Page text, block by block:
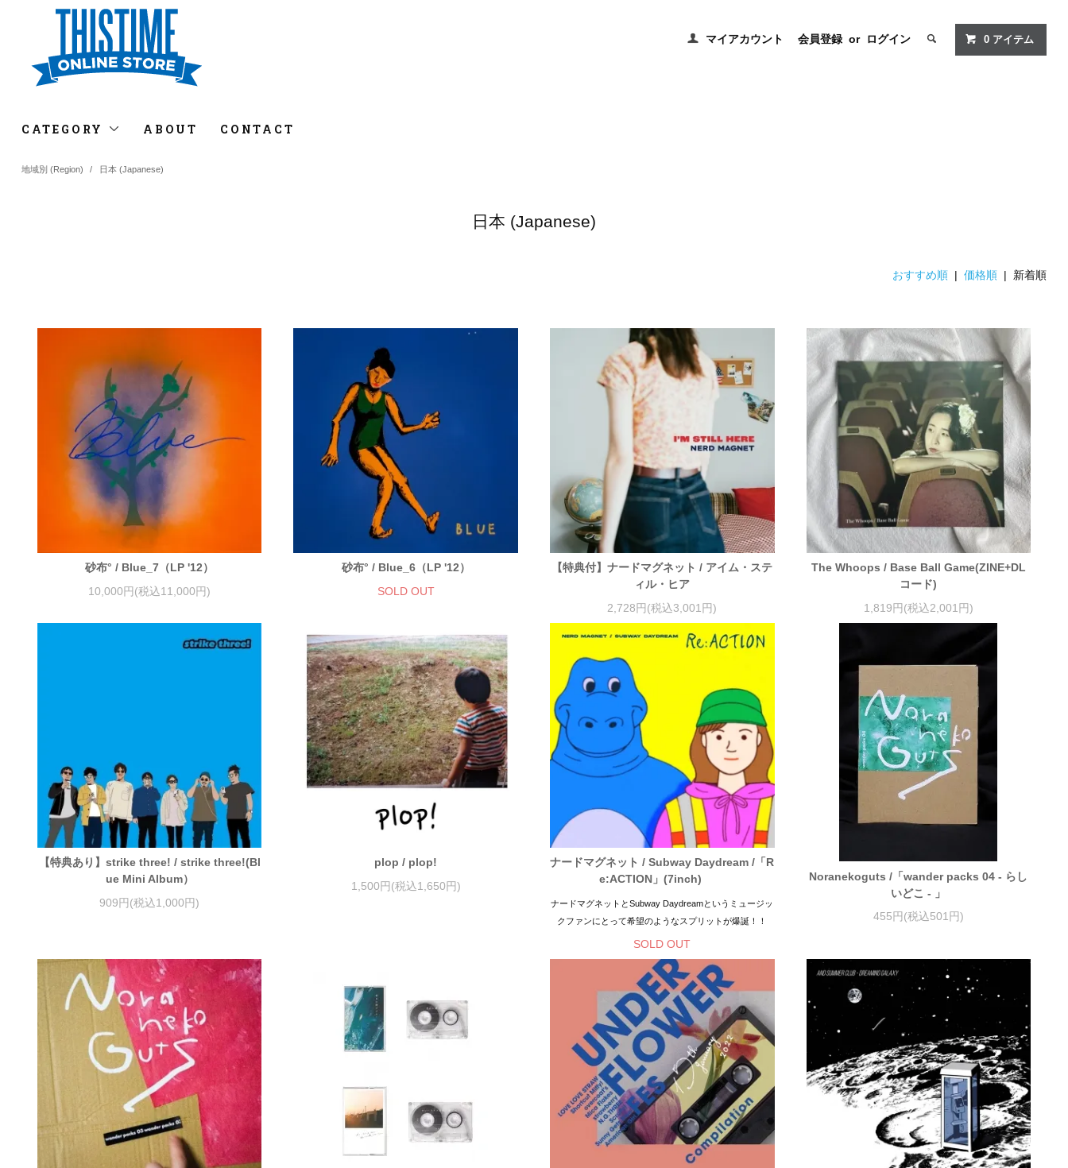
マイアカウント 会員登録 or ログイン 0 アイテム
CATEGORY ABOUT CONTACT
地域別 (Region) / 日本 (Japanese)
日本 (Japanese)
おすすめ順 |価格順 | 新着順
砂布° / Blue_7（LP '12）
10,000円(税込11,000円)
砂布° / Blue_6（LP '12）
SOLD OUT
【特典付】ナードマグネット / アイム・ステ
ィル・ヒア
2,728円(税込3,001円)
The Whoops / Base Ball Game(ZINE+DL
コード)
1,819円(税込2,001円)
【特典あり】strike three! / strike three!(Bl
ue Mini Album）
909円(税込1,000円)
plop / plop!
1,500円(税込1,650円)
ナードマグネット / Subway Daydream /「R
e:ACTION」(7inch)
ナードマグネットとSubway Daydreamというミュージッ
クファンにとって希望のようなスプリットが爆誕！！
SOLD OUT
Noranekoguts /「wander packs 04 - らし
いどこ - 」
455円(税込501円)